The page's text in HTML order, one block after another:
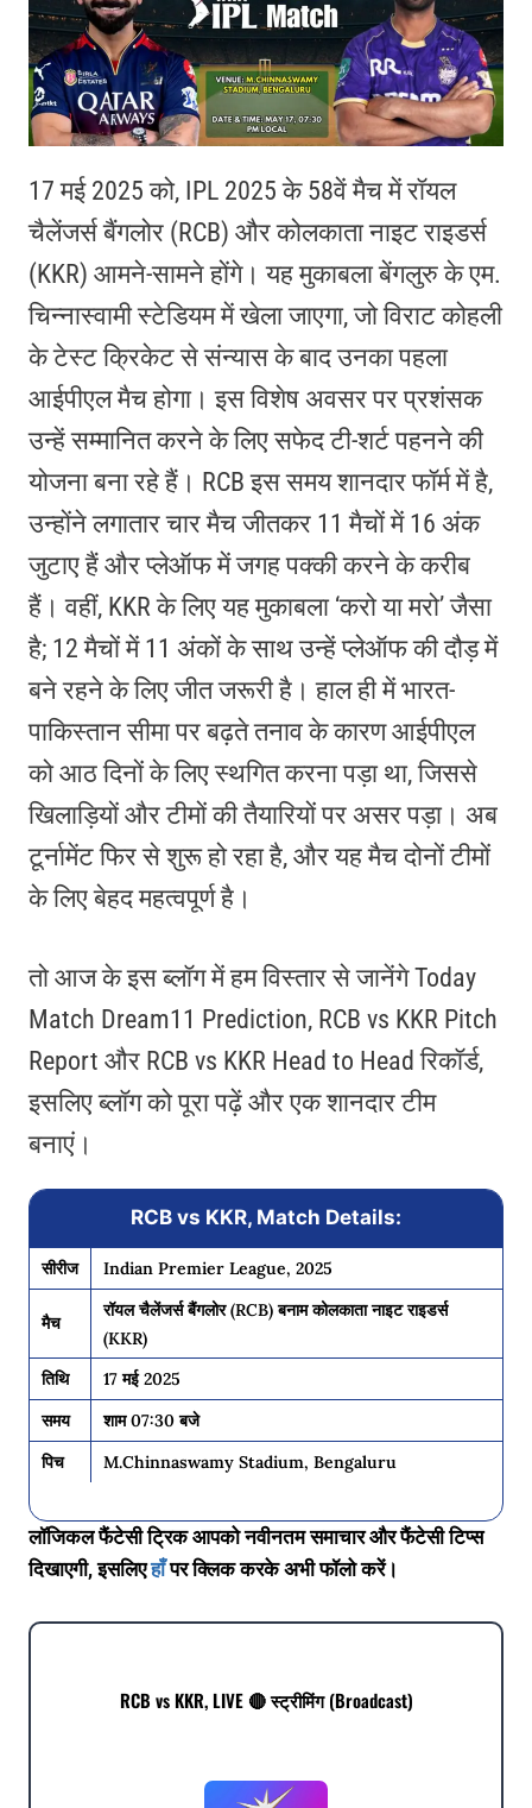
17 मई 2025 को, IPL 2025 के 58वें मैच में रॉयल
चैलेंजर्स बैंगलोर (RCB) और कोलकाता नाइट राइडर्स
(KKR) आमने-सामने होंगे। यह मुकाबला बेंगलुरु के एम.
चिन्नास्वामी स्टेडियम में खेला जाएगा, जो विराट कोहली
के टेस्ट क्रिकेट से संन्यास के बाद उनका पहला
आईपीएल मैच होगा। इस विशेष अवसर पर प्रशंसक
उन्हें सम्मानित करने के लिए सफेद टी-शर्ट पहनने की
योजना बना रहे हैं। RCB इस समय शानदार फॉर्म में है,
उन्होंने लगातार चार मैच जीतकर 11 मैचों में 16 अंक
जुटाए हैं और प्लेऑफ में जगह पक्की करने के करीब
हैं। वहीं, KKR के लिए यह मुकाबला ‘करो या मरो’ जैसा
है; 12 मैचों में 11 अंकों के साथ उन्हें प्लेऑफ की दौड़ में
बने रहने के लिए जीत जरूरी है। हाल ही में भारत-
पाकिस्तान सीमा पर बढ़ते तनाव के कारण आईपीएल
को आठ दिनों के लिए स्थगित करना पड़ा था, जिससे
खिलाड़ियों और टीमों की तैयारियों पर असर पड़ा। अब
टूर्नामेंट फिर से शुरू हो रहा है, और यह मैच दोनों टीमों
के लिए बेहद महत्वपूर्ण है।
तो आज के इस ब्लॉग में हम विस्तार से जानेंगे Today
Match Dream11 Prediction, RCB vs KKR Pitch
Report और RCB vs KKR Head to Head रिकॉर्ड,
इसलिए ब्लॉग को पूरा पढ़ें और एक शानदार टीम
बनाएं।
RCB vs KKR, Match Details:
सीरीज Indian Premier League, 2025
मैच
रॉयल चैलेंजर्स बैंगलोर (RCB) बनाम कोलकाता नाइट राइडर्स
(KKR)
तिथि
17 मई 2025
समय
शाम 07:30 बजे
पिच
M.Chinnaswamy Stadium, Bengaluru
लॉजिकल फैंटेसी ट्रिक आपको नवीनतम समाचार और फैंटेसी टिप्स
दिखाएगी, इसलिएहाँपर क्लिक करके अभी फॉलो करें।
RCB vs KKR, LIVE 🔴 स्ट्रीमिंग (Broadcast)